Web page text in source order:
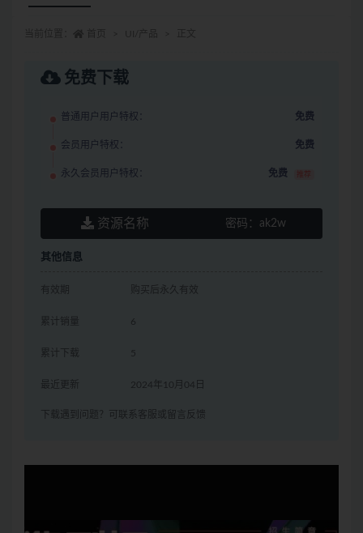
免费下载
普通用户用户特权： 免费
会员用户特权： 免费
永久会员用户特权： 免费 推荐
资源名称 密码： ak2w
其他信息
有效期 购买后永久有效
累计销量 6
累计下载 5
最近更新 2024年10月04日
下载遇到问题？可联系客服或留言反馈